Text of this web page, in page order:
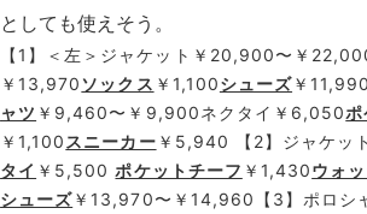
としても使えそう。
【1】＜左＞ジャケット￥20,900〜￥
￥13,970 ソックス ￥1,100シューズ￥
ャツ ￥9,460〜￥9,900ネクタイ￥6,050
￥1,100 スニーカー ￥5,940 【2】ジャケ
タイ ￥5,500 ポケットチーフ ￥1,430ウォ
シューズ￥13,970〜￥14,960【3】ポロ